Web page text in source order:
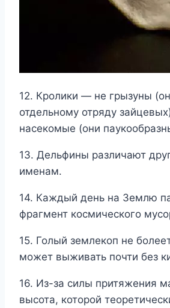
12. Кролики — не грызуны
отдельному отряду
насекомые (они
13. Дельфины различают
именам.
14. Каждый день на Землю
фрагмент космического
15. Голый землекоп не
может выживать почти без
16. Из-за силы притяжения
высота, которой